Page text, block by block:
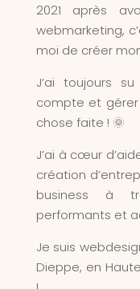
2021 après
webmarketing,
moi de créer
J’ai toujours
compte et gérer
chose faite ! 🌞
J’ai à cœur
création
business à
performants et
Je suis
Dieppe, en